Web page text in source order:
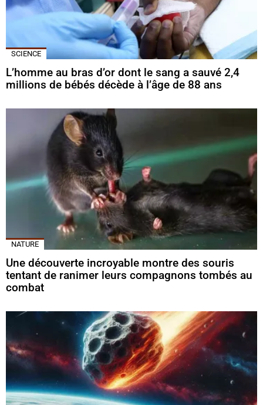
SCIENCE
L’homme au bras d’or dont le sang a sauvé 2,4
millions de bébés décède à l’âge de 88 ans
NATURE
Une découverte incroyable montre des souris
tentant de ranimer leurs compagnons tombés au
combat